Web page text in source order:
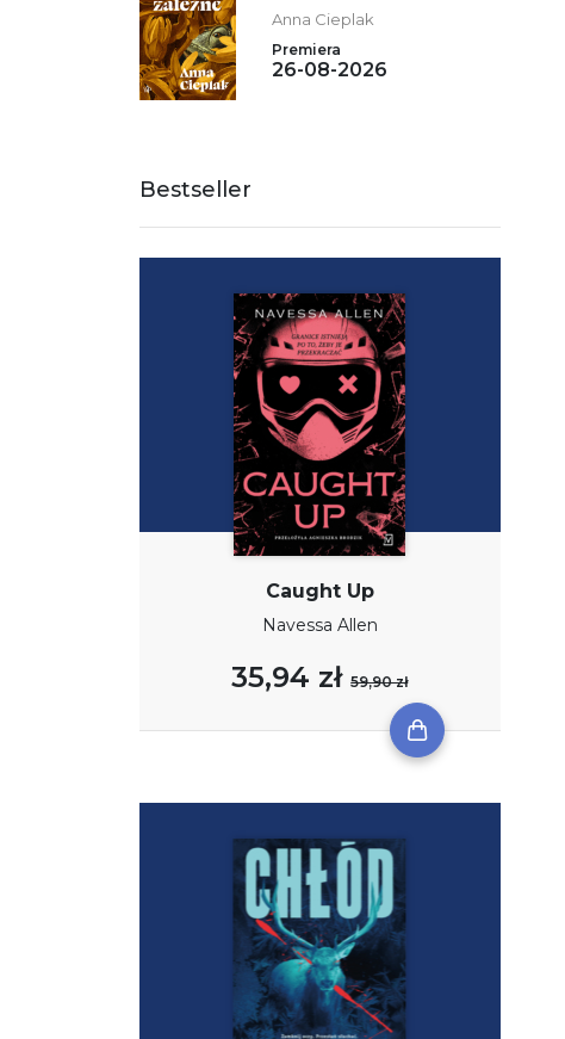
Anna Cieplak
Premiera
26-08-2026
Bestseller
Caught Up
Navessa Allen
35,94 zł59,90 zł